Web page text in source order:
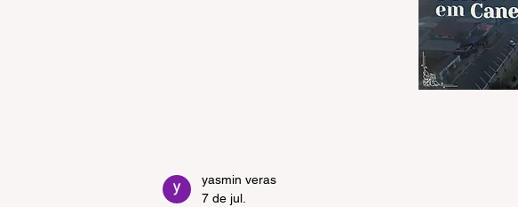
yasmin veras
7 de jul.